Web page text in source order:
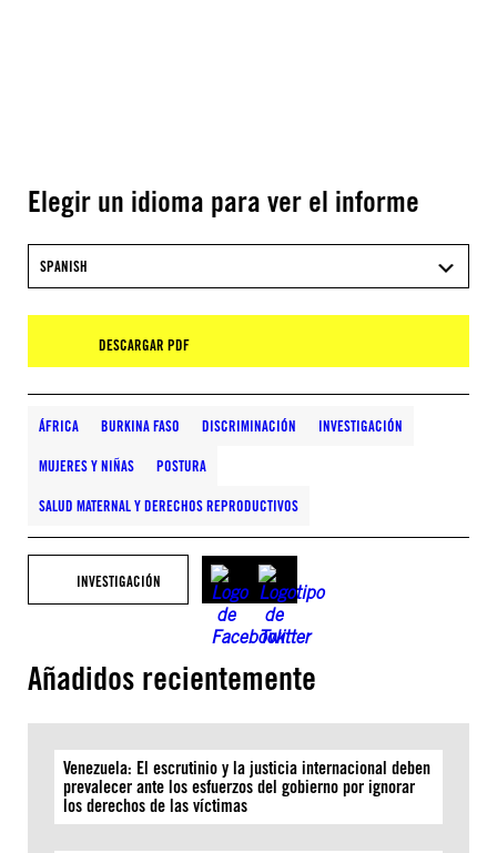
Elegir un idioma para ver el informe
SPANISH
DESCARGAR PDF
ÁFRICA BURKINA FASO DISCRIMINACIÓN INVESTIGACIÓN
MUJERES Y NIÑAS POSTURA
SALUD MATERNAL Y DERECHOS REPRODUCTIVOS
INVESTIGACIÓN
Añadidos recientemente
Venezuela: El escrutinio y la justicia internacional deben
prevalecer ante los esfuerzos del gobierno por ignorar
los derechos de las víctimas